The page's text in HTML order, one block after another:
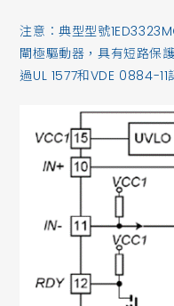
注意：典型型號
閘極驅動器，具有短路保
過UL 1577和VDE 0884-11